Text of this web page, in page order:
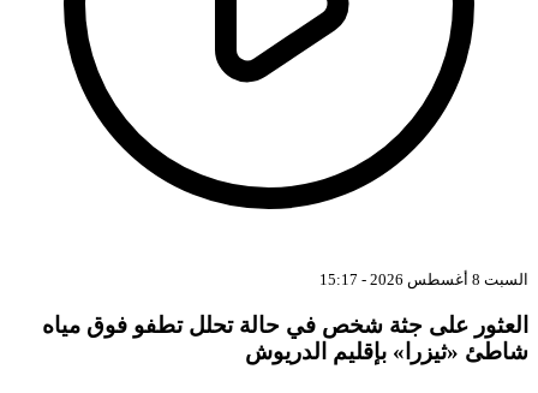
8 أغسطس 2026 - 15:17
على جثة شخص في حالة تحلل تطفو فوق مياه
«ثيزرا» بإقليم الدريوش